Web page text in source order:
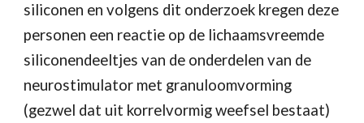
siliconen en volgens dit onderzoek kregen deze
personen een reactie op de lichaamsvreemde
siliconendeeltjes van de onderdelen van de
neurostimulator met granuloomvorming
(gezwel dat uit korrelvormig weefsel bestaat)